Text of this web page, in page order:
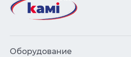
Оборудование